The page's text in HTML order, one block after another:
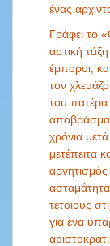
ένας
Γράφει το
αστική
έμποροι,
τον
του πατέρα
χρόνια
μετέπειτα
αρνητισμός
τέτοιους
για ένα